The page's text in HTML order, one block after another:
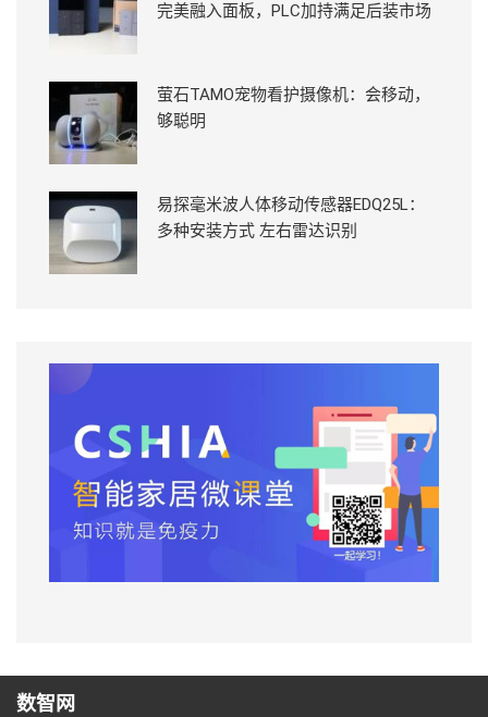
完美融入面板，PLC加持满足后装市场
萤石TAMO宠物看护摄像机：会移动，
够聪明
易探毫米波人体移动传感器EDQ25L：
多种安装方式 左右雷达识别
数智网